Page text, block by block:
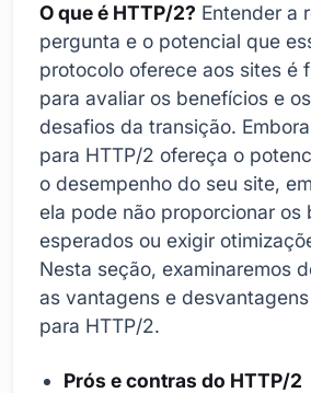
O que é HTTP/2? Entender a
pergunta e o potencial que
protocolo oferece aos sites é
para avaliar os benefícios e
desafios da transição.
para HTTP/2 ofereça o
o desempenho do seu site,
ela pode não proporcionar os
esperados ou exigir
Nesta seção, examinaremos
as vantagens e
para HTTP/2.
Prós e contras do HTTP/2